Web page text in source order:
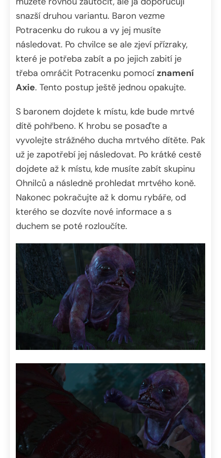
snazší druhou variantu. Baron vezme
Potracenku do rukou a vy jej musíte
následovat. Po chvilce se ale zjeví přízraky,
které je potřeba zabít a po jejich zabití je
třeba omráčit Potracenku pomocí znamení
Axie. Tento postup ještě jednou opakujte.
S baronem dojdete k místu, kde bude mrtvé
dítě pohřbeno. K hrobu se posaďte a
vyvolejte strážného ducha mrtvého dítěte. Pak
už je zapotřebí jej následovat. Po krátké cestě
dojdete až k místu, kde musíte zabít skupinu
Ohnilců a následně prohledat mrtvého koně.
Nakonec pokračujte až k domu rybáře, od
kterého se dozvíte nové informace a s
duchem se poté rozloučíte.